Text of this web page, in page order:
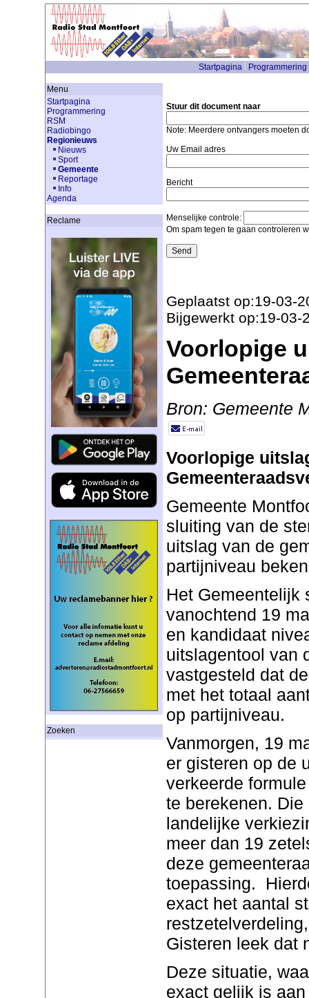
Startpagina Programmering
Menu
Startpagina
Programmering
RSM
Radiobingo
Regionieuws
Nieuws
Sport
Gemeente
Reportage
Info
Agenda
Reclame
Zoeken
Stuur dit document naar
Note: Meerdere ontvangers moeten
Uw Email adres
Bericht
Menselijke controle:
Om spam tegen te gaan controleren
Geplaatst op:19-03-
Bijgewerkt op:19-03-
Voorlopige
Bron: Gemeente
Voorlopige
Gemeente
sluiting van de
uitslag van de
partijniveau
Het Gemeentelijk
vanochtend 19
en kandidaat
uitslagentool van
vastgesteld dat
met het totaal
op partijniveau.
Vanmorgen, 19
er gisteren op de
verkeerde
te berekenen.
landelijke
meer dan 19
deze
toepassing.
exact het aantal
Gisteren leek dat
Deze situatie,
exact gelijk is